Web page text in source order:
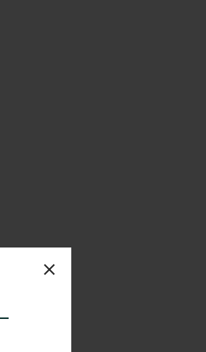
close